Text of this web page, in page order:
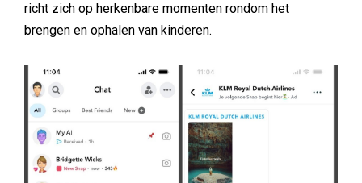
richt zich op herkenbare momenten rondom het
brengen en ophalen van kinderen.